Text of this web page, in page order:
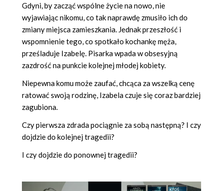
Gdyni, by zacząć wspólne życie na nowo, nie
wyjawiając nikomu, co tak naprawdę zmusiło ich do
zmiany miejsca zamieszkania. Jednak przeszłość i
wspomnienie tego, co spotkało kochankę męża,
prześladuje Izabelę. Pisarka wpada w obsesyjną
zazdrość na punkcie kolejnej młodej kobiety.
Niepewna komu może zaufać, chcąca za wszelką cenę
ratować swoją rodzinę, Izabela czuje się coraz bardziej
zagubiona.
Czy pierwsza zdrada pociągnie za sobą następną? I czy
dojdzie do kolejnej tragedii?
I czy dojdzie do ponownej tragedii?